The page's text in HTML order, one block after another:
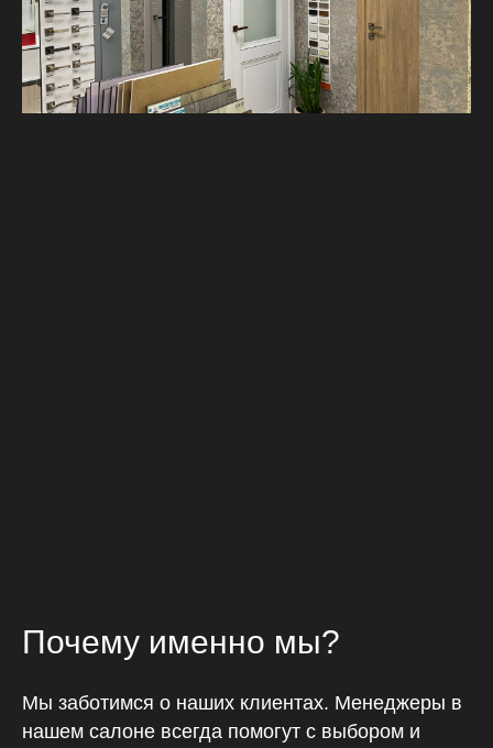
Почему именно мы?
Мы заботимся о наших клиентах. Менеджеры в
нашем салоне всегда помогут с выбором и